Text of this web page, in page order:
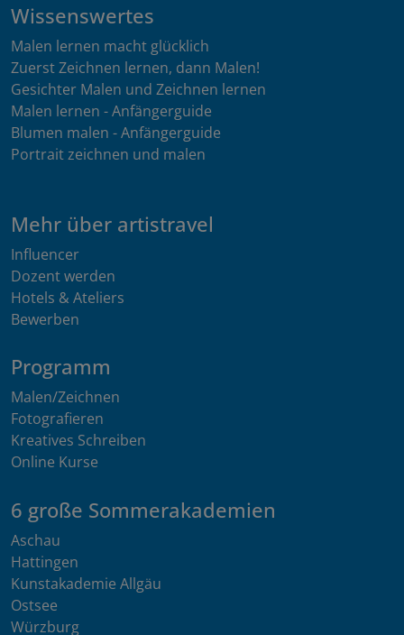
Wissenswertes
Malen lernen macht glücklich
Zuerst Zeichnen lernen, dann Malen!
Gesichter Malen und Zeichnen lernen
Malen lernen - Anfängerguide
Blumen malen - Anfängerguide
Portrait zeichnen und malen
Mehr über artistravel
Influencer
Dozent werden
Hotels & Ateliers
Bewerben
Programm
Malen/Zeichnen
Fotografieren
Kreatives Schreiben
Online Kurse
6 große Sommerakademien
Aschau
Hattingen
Kunstakademie Allgäu
Ostsee
Würzburg